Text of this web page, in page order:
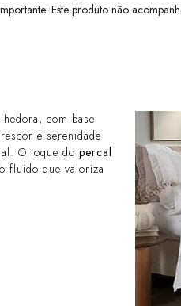
Este produto não
com base
e serenidade
O toque do percal
fluido que valoriza